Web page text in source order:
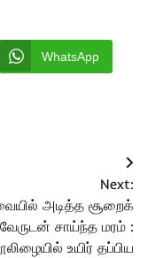
WhatsApp
Next:
அடித்த சூறைக்
சாய்ந்த மரம் :
உயிர் தப்பிய